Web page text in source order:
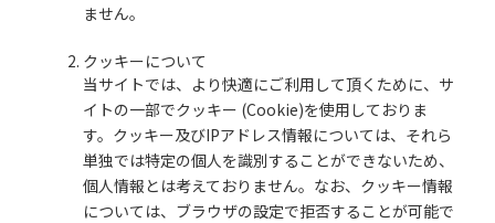
ません。
クッキーについて
当サイトでは、より快適にご利用して頂くために、サ
イトの一部でクッキー (Cookie)を使用しておりま
す。クッキー及びIPアドレス情報については、それら
単独では特定の個人を識別することができないため、
個人情報とは考えておりません。なお、クッキー情報
については、ブラウザの設定で拒否することが可能で